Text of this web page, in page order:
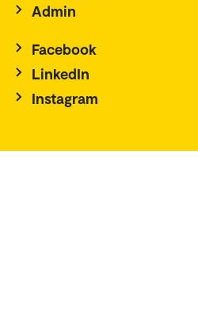
Admin
Facebook
LinkedIn
Instagram